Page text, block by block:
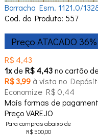
Borracha Esm. 1121.0/
Cod. do Produto: 557
Preço ATACADO 36%
R$ 4,43
1xdeR$ 4,43no cartão
R$ 3,99 à vista no
Economize R$ 0,44
Mais formas de
Preço VAREJO
Para compras abaixo de
R$ 500,00